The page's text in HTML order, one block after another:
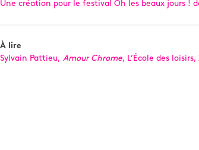
Une création pour le festival Oh les beaux jours !
À lire
Sylvain Pattieu, Amour Chrome, L’École des